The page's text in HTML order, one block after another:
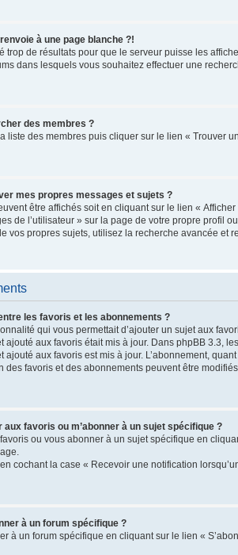
à une page blanche ?!
trop de résultats pour que le serveur puisse les
dans lesquels vous souhaitez effectuer une
des membres ?
liste des membres puis cliquer sur le lien « Trouver
mes propres messages et sujets ?
être affichés soit en cliquant sur le lien «
de l’utilisateur » sur la page de votre propre profil
vos propres sujets, utilisez la recherche avancée
les favoris et les abonnements ?
qui vous permettait d’ajouter un sujet aux
ajouté aux favoris était mis à jour. Dans phpBB 3.3,
ajouté aux favoris est mis à jour. L’abonnement,
des favoris et des abonnements peuvent être
favoris ou m’abonner à un sujet spécifique ?
ou vous abonner à un sujet spécifique en
cochant la case « Recevoir une notification
à un forum spécifique ?
à un forum spécifique en cliquant sur le lien «